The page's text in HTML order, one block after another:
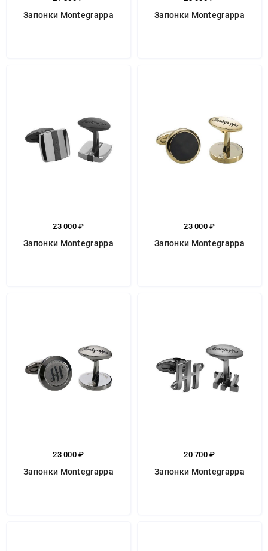
Запонки Montegrappa Запонки Montegrappa
23 000 ₽
Запонки Montegrappa
23 000 ₽
Запонки Montegrappa
23 000 ₽
Запонки Montegrappa
20 700 ₽
Запонки Montegrappa